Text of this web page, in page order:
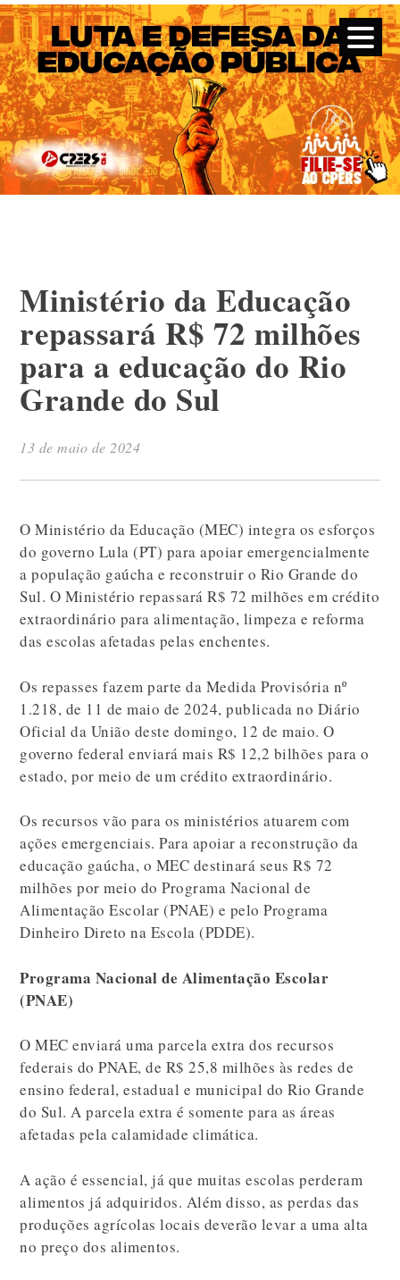
CPERS – Sindicato
CPERS – Sindicato dos Professores e Funcionários de escola
do Estado do Rio Grande do Sul
Ministério da Educação
repassará R$ 72 milhões
para a educação do Rio
Grande do Sul
13 de maio de 2024
O Ministério da Educação (MEC) integra os esforços
do governo Lula (PT) para apoiar emergencialmente
a população gaúcha e reconstruir o Rio Grande do
Sul. O Ministério repassará R$ 72 milhões em crédito
extraordinário para alimentação, limpeza e reforma
das escolas afetadas pelas enchentes.
Os repasses fazem parte da Medida Provisória nº
1.218, de 11 de maio de 2024, publicada no Diário
Oficial da União deste domingo, 12 de maio. O
governo federal enviará mais R$ 12,2 bilhões para o
estado, por meio de um crédito extraordinário.
Os recursos vão para os ministérios atuarem com
ações emergenciais. Para apoiar a reconstrução da
educação gaúcha, o MEC destinará seus R$ 72
milhões por meio do Programa Nacional de
Alimentação Escolar (PNAE) e pelo Programa
Dinheiro Direto na Escola (PDDE).
Programa Nacional de Alimentação Escolar
(PNAE)
O MEC enviará uma parcela extra dos recursos
federais do PNAE, de R$ 25,8 milhões às redes de
ensino federal, estadual e municipal do Rio Grande
do Sul. A parcela extra é somente para as áreas
afetadas pela calamidade climática.
A ação é essencial, já que muitas escolas perderam
alimentos já adquiridos. Além disso, as perdas das
produções agrícolas locais deverão levar a uma alta
no preço dos alimentos.